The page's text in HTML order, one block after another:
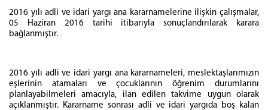
2016 yılı adli ve idari yargı ana kararnamelerine ilişkin çalışmalar,
05 Haziran 2016 tarihi itibarıyla sonuçlandırılarak karara
bağlanmıştır.
2016 yılı adli ve idari yargı ana kararnameleri, meslektaşlarımızın
eşlerinin atamaları ve çocuklarının öğrenim durumlarını
planlayabilmeleri amacıyla, ilan edilen takvime uygun olarak
açıklanmıştır. Kararname sonrası adli ve idari yargıda boş kalan